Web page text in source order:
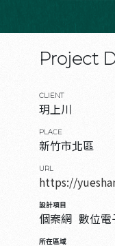
Project
CLIENT
玥上川
PLACE
新竹市北區
URL
https://
設計項目
個案網 數位電
所在區域